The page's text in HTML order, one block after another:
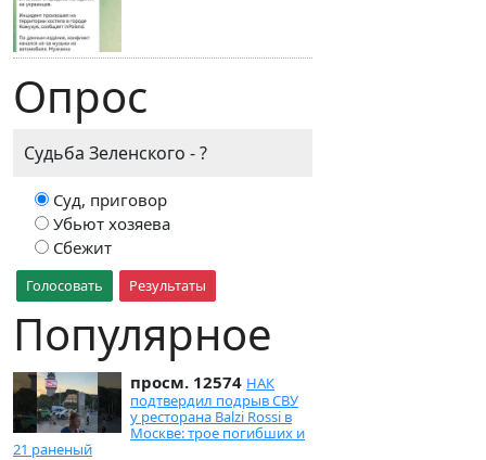
Опрос
Судьба Зеленского - ?
Суд, приговор
Убьют хозяева
Сбежит
Голосовать Результаты
Популярное
просм. 12574 НАК
подтвердил подрыв СВУ
у ресторана Balzi Rossi в
Москве: трое погибших и
21 раненый